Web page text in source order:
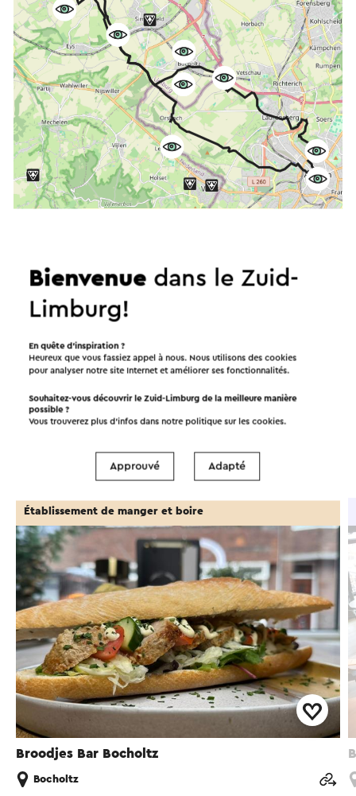
Afficher les filtres
Dans la région
Manger et boire Attractions
Hébergements
Broodjes Bar Bocholtz
Établissement de manger et boire
Bocholtz
Bienvenuedans le Zuid-
Limburg!
En quête d’inspiration ?
Heureux que vous fassiez appel à nous. Nous utilisons des cookies
pour analyser notre site Internet et améliorer ses fonctionnalités.
Souhaitez-vous découvrir le Zuid-Limburg de la meilleure manière
possible ?
Vous trouverez plus d’infos dans notre politique sur lescookies.
Approuvé Adapté